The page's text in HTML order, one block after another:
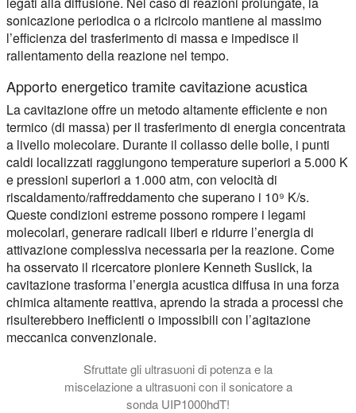
sonicazione periodica o a ricircolo mantiene al massimo
l’efficienza del trasferimento di massa e impedisce il
rallentamento della reazione nel tempo.
Apporto energetico tramite cavitazione acustica
La cavitazione offre un metodo altamente efficiente e non
termico (di massa) per il trasferimento di energia concentrata
a livello molecolare. Durante il collasso delle bolle, i punti
caldi localizzati raggiungono temperature superiori a 5.000 K
e pressioni superiori a 1.000 atm, con velocità di
riscaldamento/raffreddamento che superano i 10⁹ K/s.
Queste condizioni estreme possono rompere i legami
molecolari, generare radicali liberi e ridurre l’energia di
attivazione complessiva necessaria per la reazione. Come
ha osservato il ricercatore pioniere Kenneth Suslick, la
cavitazione trasforma l’energia acustica diffusa in una forza
chimica altamente reattiva, aprendo la strada a processi che
risulterebbero inefficienti o impossibili con l’agitazione
meccanica convenzionale.
Sfruttate gli ultrasuoni di potenza e la
miscelazione a ultrasuoni con il sonicatore a
sonda UIP1000hdT!